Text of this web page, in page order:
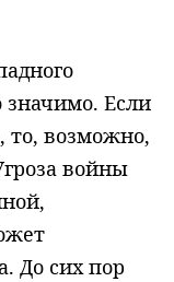
Если
то, возможно,
войны
До сих пор